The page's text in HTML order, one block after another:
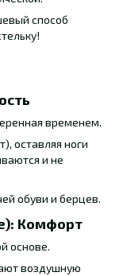
способ
временем.
оставляя ноги
и не
обуви и берцев.
Комфорт
основе.
воздушную